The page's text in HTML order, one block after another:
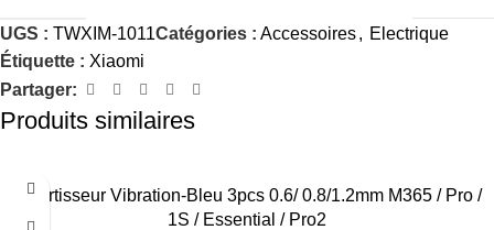
UGS : TWXIM-1011Catégories : Accessoires, Electrique
Étiquette : Xiaomi
Partager:
Produits similaires
Amortisseur Vibration-Bleu 3pcs 0.6/ 0.8/1.2mm M365 / Pro /
1S / Essential / Pro2